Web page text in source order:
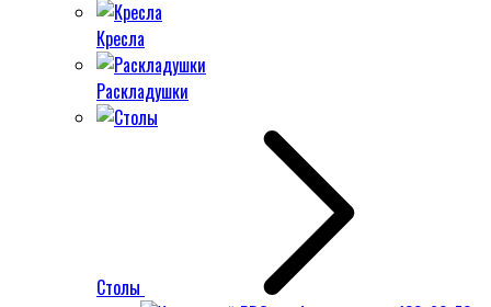
Кресла
Раскладушки
Столы